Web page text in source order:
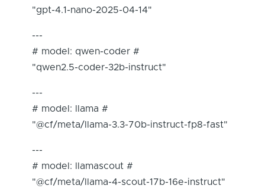
"gpt-4.1-nano-2025-04-14"
---
# model: qwen-coder #
"qwen2.5-coder-32b-instruct"
---
# model: llama #
"@cf/meta/llama-3.3-70b-instruct-fp8-fast"
---
# model: llamascout #
"@cf/meta/llama-4-scout-17b-16e-instruct"